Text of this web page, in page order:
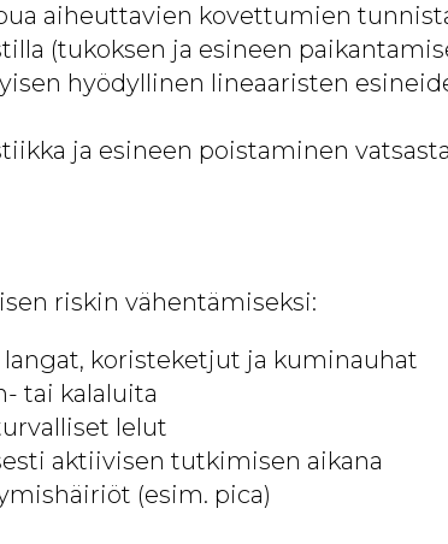
aiheuttavien kovettumien
(tukoksen ja esineen
hyödyllinen lineaaristen
ja esineen poistaminen
riskin vähentämiseksi:
koristeketjut ja kuminauhat
tai kalaluita
lelut
aktiivisen tutkimisen aikana
(esim. pica)